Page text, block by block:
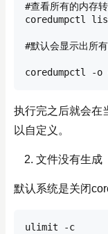
#查看所有的内存
coredumpctl
#默认会显示出所
coredumpctl -o
执行完之后就会在
以自定义。
文件没有生成
默认系统是关闭
ulimit -c